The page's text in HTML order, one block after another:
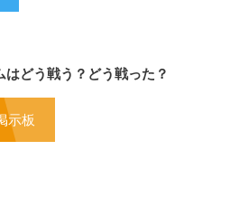
どう戦う？どう戦った？
示板